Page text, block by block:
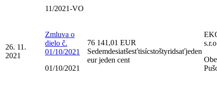
11/2021-VO
26. 11.
2021
Zmluva o
dielo č.
01/10/2021
01/10/2021
76 141,01 EUR
Sedemdesiatšesťtisícstoštyridsaťjeden
eur jeden cent